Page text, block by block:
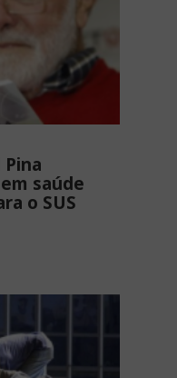
saúde
o SUS